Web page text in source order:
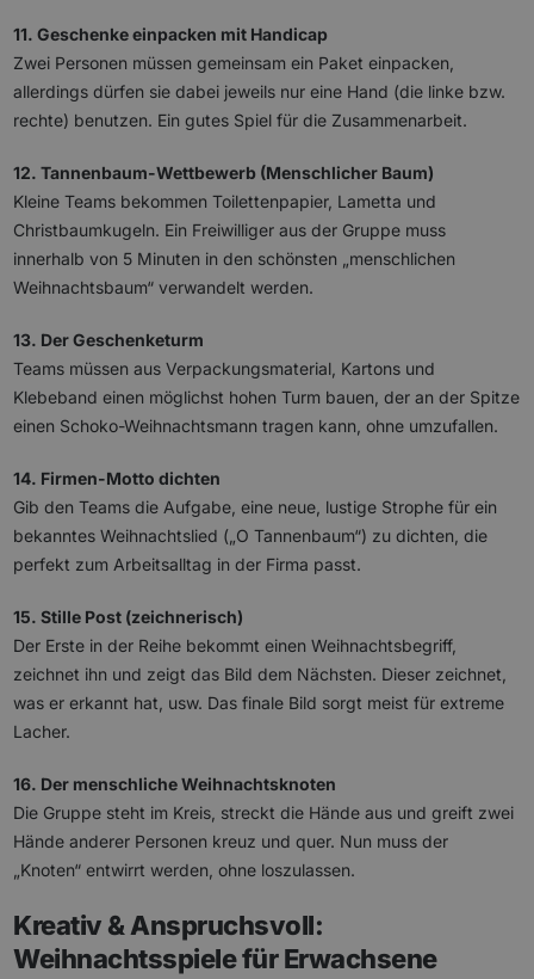
11. Geschenke einpacken mit Handicap
Zwei Personen müssen gemeinsam ein Paket einpacken,
allerdings dürfen sie dabei jeweils nur eine Hand (die linke bzw.
rechte) benutzen. Ein gutes Spiel für die Zusammenarbeit.
12. Tannenbaum-Wettbewerb (Menschlicher Baum)
Kleine Teams bekommen Toilettenpapier, Lametta und
Christbaumkugeln. Ein Freiwilliger aus der Gruppe muss
innerhalb von 5 Minuten in den schönsten „menschlichen
Weihnachtsbaum“ verwandelt werden.
13. Der Geschenketurm
Teams müssen aus Verpackungsmaterial, Kartons und
Klebeband einen möglichst hohen Turm bauen, der an der Spitze
einen Schoko-Weihnachtsmann tragen kann, ohne umzufallen.
14. Firmen-Motto dichten
Gib den Teams die Aufgabe, eine neue, lustige Strophe für ein
bekanntes Weihnachtslied („O Tannenbaum“) zu dichten, die
perfekt zum Arbeitsalltag in der Firma passt.
15. Stille Post (zeichnerisch)
Der Erste in der Reihe bekommt einen Weihnachtsbegriff,
zeichnet ihn und zeigt das Bild dem Nächsten. Dieser zeichnet,
was er erkannt hat, usw. Das finale Bild sorgt meist für extreme
Lacher.
16. Der menschliche Weihnachtsknoten
Die Gruppe steht im Kreis, streckt die Hände aus und greift zwei
Hände anderer Personen kreuz und quer. Nun muss der
„Knoten“ entwirrt werden, ohne loszulassen.
Kreativ & Anspruchsvoll:
Weihnachtsspiele für Erwachsene